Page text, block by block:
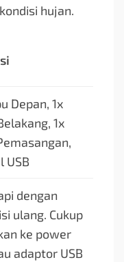
hujan.
Depan, 1x
1x
USB
dengan
ulang. Cukup
ke power
adaptor USB